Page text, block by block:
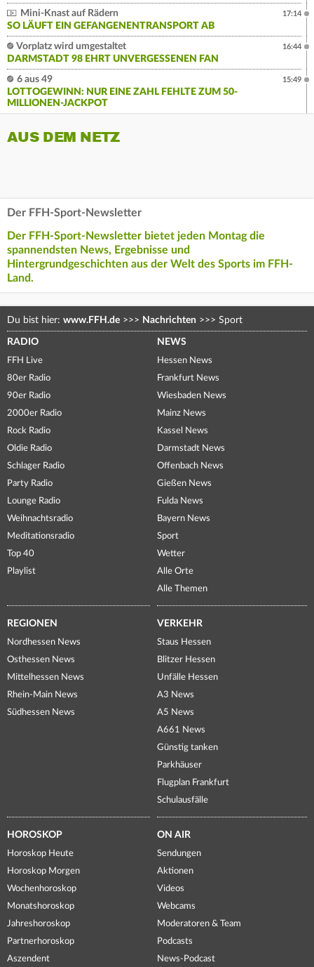
Mini-Knast auf Rädern
SO LÄUFT EIN GEFANGENENTRANSPORT AB
17:14
Vorplatz wird umgestaltet
DARMSTADT 98 EHRT UNVERGESSENEN FAN
16:44
6 aus 49
LOTTOGEWINN: NUR EINE ZAHL FEHLTE ZUM 50-
MILLIONEN-JACKPOT
15:49
AUS DEM NETZ
Der FFH-Sport-Newsletter
Der FFH-Sport-Newsletter bietet jeden Montag die
spannendsten News, Ergebnisse und
Hintergrundgeschichten aus der Welt des Sports im FFH-
Land.
Du bist hier: www.FFH.de >>> Nachrichten >>> Sport
RADIO
FFH Live
80er Radio
90er Radio
2000er Radio
Rock Radio
Oldie Radio
Schlager Radio
Party Radio
Lounge Radio
Weihnachtsradio
Meditationsradio
Top 40
Playlist
NEWS
Hessen News
Frankfurt News
Wiesbaden News
Mainz News
Kassel News
Darmstadt News
Offenbach News
Gießen News
Fulda News
Bayern News
Sport
Wetter
Alle Orte
Alle Themen
REGIONEN
Nordhessen News
Osthessen News
Mittelhessen News
Rhein-Main News
Südhessen News
VERKEHR
Staus Hessen
Blitzer Hessen
Unfälle Hessen
A3 News
A5 News
A661 News
Günstig tanken
Parkhäuser
Flugplan Frankfurt
Schulausfälle
HOROSKOP
Horoskop Heute
Horoskop Morgen
Wochenhoroskop
Monatshoroskop
Jahreshoroskop
Partnerhoroskop
Aszendent
ON AIR
Sendungen
Aktionen
Videos
Webcams
Moderatoren & Team
Podcasts
News-Podcast